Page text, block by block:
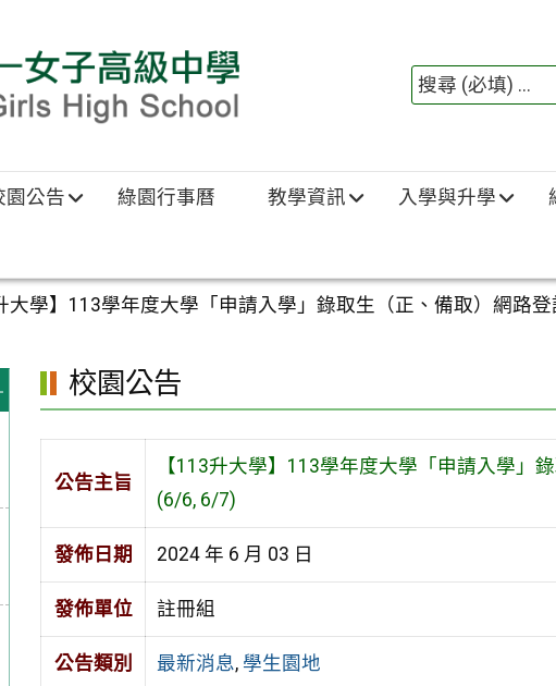
園公告 綠園行事曆 教學資訊 入學與升學
大學】113學年度大學「申請入學」錄取生（正、備取）網路
校園公告
公告主旨
【113升大學】113學年度大學「申請入學」
(6/6, 6/7)
發佈日期 2024 年 6 月 03 日
發佈單位 註冊組
公告類別 最新消息, 學生園地